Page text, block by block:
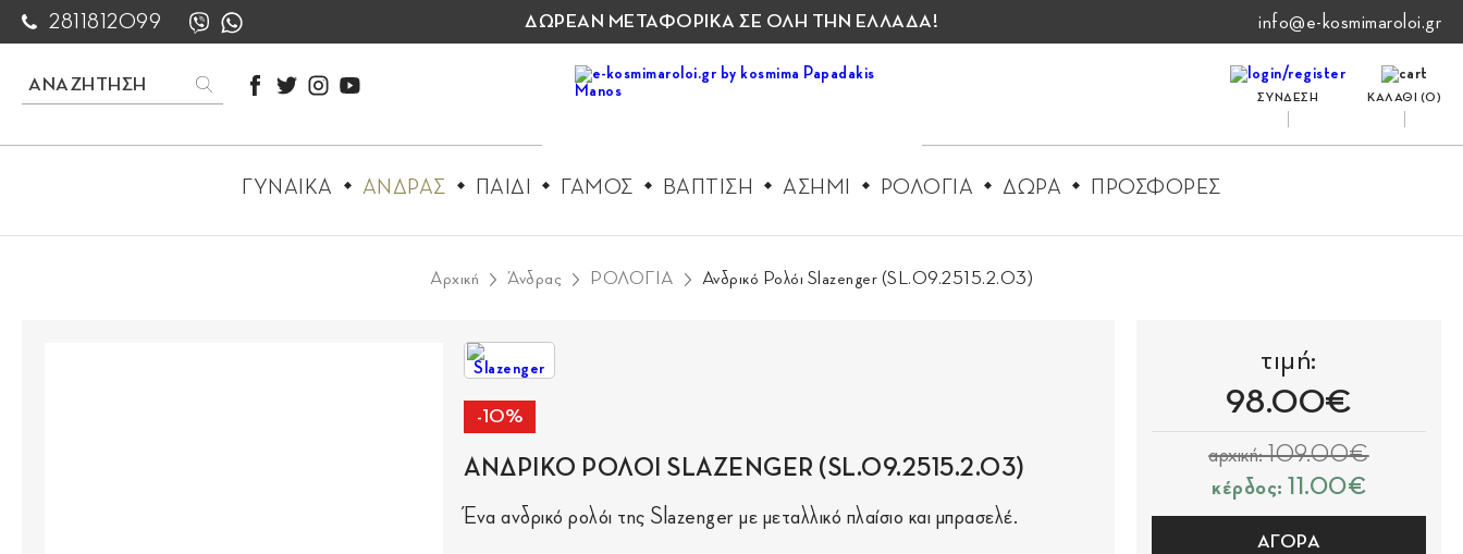
2811812099 ΔΩΡΕΑΝ ΜΕΤΑΦΟΡΙΚΑ ΣΕ ΟΛΗ ΤΗΝ ΕΛΛΑΔΑ! info@e-kosmimaroloi.gr
ΣΥΝΔΕΣΗ ΚΑΛΑΘΙ (0)
ΓΥΝΑΙΚΑ ΑΝΔΡΑΣ ΠΑΙΔΙ ΓΑΜΟΣ ΒΑΠΤΙΣΗ ΑΣΗΜΙ ΡΟΛΟΓΙΑ ΔΩΡΑ ΠΡΟΣΦΟΡΕΣ
Αρχική Άνδρας ΡΟΛΟΓΙΑ Ανδρικό Ρολόι Slazenger (SL.09.2515.2.03)
-10%
ΑΝΔΡΙΚΟ ΡΟΛΟΙ SLAZENGER (SL.09.2515.2.03)
Ένα ανδρικό ρολόι της Slazenger με μεταλλικό πλαίσιο και μπρασελέ.
τιμή:
98.00€
αρχική: 109.00€
κέρδος: 11.00€
ΑΓΟΡΑ